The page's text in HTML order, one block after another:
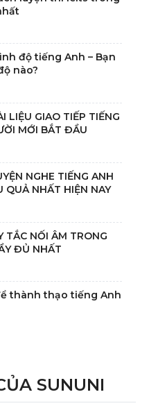
độ tiếng Anh – Bạn
nào?
LIỆU GIAO TIẾP TIẾNG
MỚI BẮT ĐẦU
NGHE TIẾNG ANH
QUẢ NHẤT HIỆN NAY
TẮC NỐI ÂM TRONG
ĐỦ NHẤT
thành thạo tiếng Anh
SUNUNI